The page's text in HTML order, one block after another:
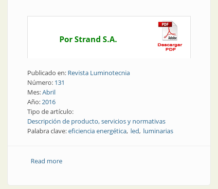
Por Strand S.A.
Publicado en: Revista Luminotecnia
Número: 131
Mes:Abril
Año:2016
Tipo de artículo:
Descripción de producto, servicios y normativas
Palabra clave:eficiencia energética led luminarias
Read moreabout Producto | Eficiencia y seguridad